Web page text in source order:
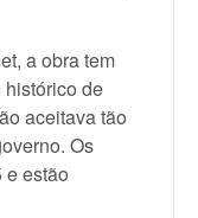
a obra tem
histórico de
aceitava tão
Os
e estão